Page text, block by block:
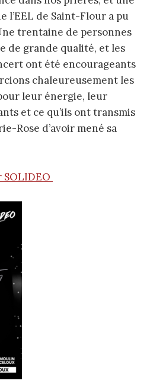
l’EEL de Saint-Flour a pu
trentaine de personnes
de grande qualité, et les
ont été encourageants
chaleureusement les
leur énergie, leur
et ce qu’ils ont transmis
Rose d’avoir mené sa